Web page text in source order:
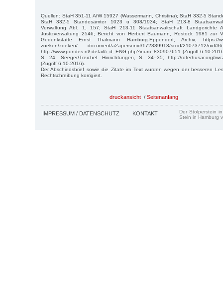
Quellen: StaH 351-11 AfW 15927 (Wassermann, Christina); StaH 332-5
StaH 332-5 Standesämter 1023 u 308/1934; StaH 213-8
Verwaltung Abl. 1, 157; StaH 213-11 Staatsanwaltschaft Landgerichte
Justizverwaltung 2546; Bericht von Herbert Baumann, Rostock 1981 zur
Gedenkstätte Ernst Thälmann Hamburg-Eppendorf, Archiv; https://
zoeken/zoeken/ document/a2apersonid/172339913/srcid/21073712/
http://www.pondes.nl/ detail/i_d_ENG.php?inum=830907651 (Zugriff
S. 24; Seeger/Treichel: Hinrichtungen, S. 34–35; http://roterhusar.org/
(Zugriff 6.10.2016).
Der Abschiedsbrief sowie die Zitate im Text wurden wegen der besseren
Rechtschreibung korrigiert.
druckansicht / Seitenanfang
IMPRESSUM / DATENSCHUTZ KONTAKT
Der Stolperstein
Stein in Hamburg